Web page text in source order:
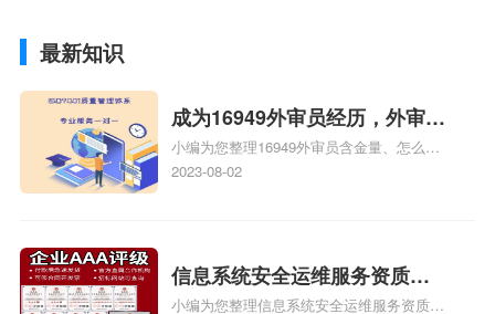
最新知识
成为16949外审员经历，外审员
16949
小编为您整理16949外审员含金量、怎么才
能成为注册的TS16949:2009的外审员、我
2023-08-02
信息系统安全运维服务资质二
小编为您整理信息系统安全运维服务资质认